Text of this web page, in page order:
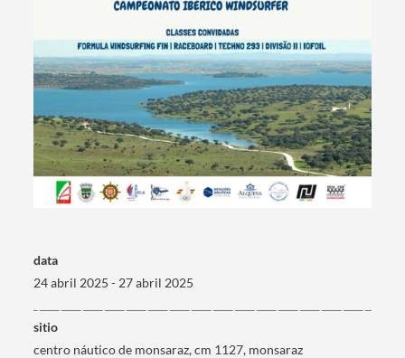
Termo de Pesquisa
Categorias gerais
data
24 abril 2025 - 27 abril 2025
sitio
centro náutico de monsaraz, cm 1127, monsaraz